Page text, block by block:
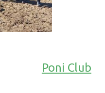
Poni Club